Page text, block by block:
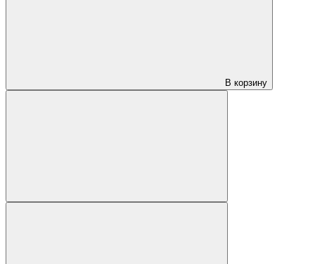
В корзину